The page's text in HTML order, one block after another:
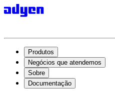
Produtos
Negócios que atendemos
Sobre
Documentação